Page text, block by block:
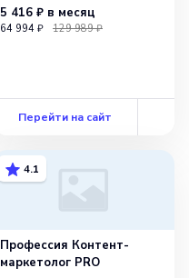
5 416 ₽ в месяц
64 994 ₽ 129 989 ₽
Перейти на сайт
4.1
Профессия Контент-
маркетолог PRO